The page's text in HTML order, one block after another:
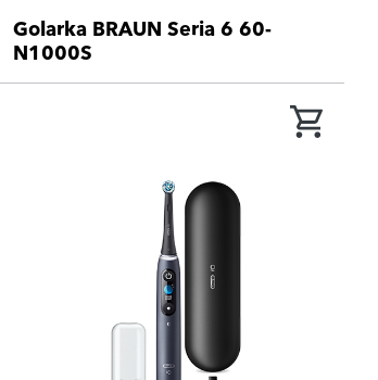
Golarka BRAUN Seria 6 60-
N1000S